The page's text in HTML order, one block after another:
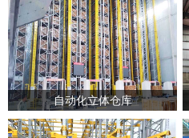
自动化立体仓库